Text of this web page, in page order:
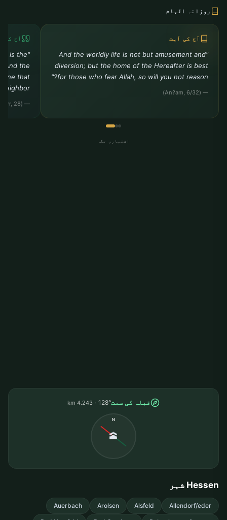
روزانہ الہام
آج کی آیت
"And the worldly life is not but amusement and
diversion; but the home of the Hereafter is best
for those who fear Allah, so will you not reason?"
— (An?am, 6/32)
آج کی
is the
And the
one that
— (Tirmidhi, Birr, 28)
اشتہاری جگہ
قبلہ کی سمت128°
4.243 km
N
🕋
Hessen شہر
Allendorf/eder
Alsfeld
Arolsen
Auerbach